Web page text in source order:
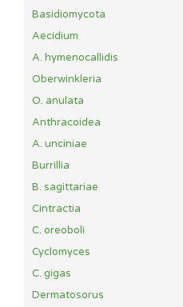
Basidiomycota
Aecidium
A. hymenocallidis
Oberwinkleria
O. anulata
Anthracoidea
A. unciniae
Burrillia
B. sagittariae
Cintractia
C. oreoboli
Cyclomyces
C. gigas
Dermatosorus